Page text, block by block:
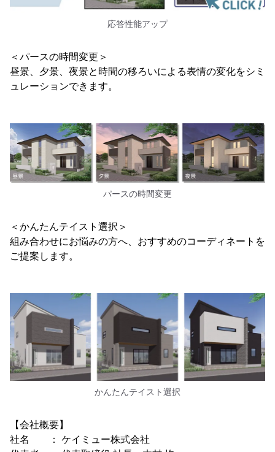
応答性能アップ
＜パースの時間変更＞
昼景、夕景、夜景と時間の移ろいによる表情の変化をシミ
ュレーションできます。
パースの時間変更
＜かんたんテイスト選択＞
組み合わせにお悩みの方へ、おすすめのコーディネートを
ご提案します。
かんたんテイスト選択
【会社概要】
社名 ： ケイミュー株式会社